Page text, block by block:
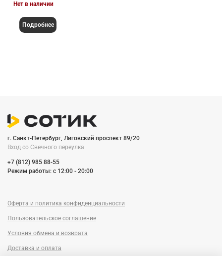
Нет в наличии
Подробнее
г. Санкт-Петербург, Лиговский проспект 89/20
Вход со Cвечного переулка
+7 (812) 985 88-55
Режим работы: c 12:00 - 20:00
Оферта и политика конфиденциальности
Пользовательское соглашение
Условия обмена и возврата
Доставка и оплата